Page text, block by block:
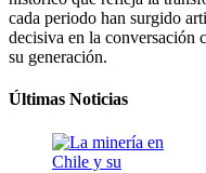
cada periodo han surgido
decisiva en la conversación
su generación.
Últimas Noticias